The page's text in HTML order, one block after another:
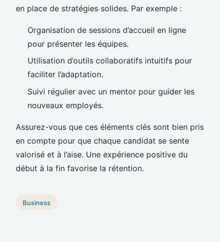
en place de stratégies solides. Par exemple :
Organisation de sessions d’accueil en ligne
pour présenter les équipes.
Utilisation d’outils collaboratifs intuitifs pour
faciliter l’adaptation.
Suivi régulier avec un mentor pour guider les
nouveaux employés.
Assurez-vous que ces éléments clés sont bien pris
en compte pour que chaque candidat se sente
valorisé et à l’aise. Une expérience positive du
début à la fin favorise la rétention.
Business